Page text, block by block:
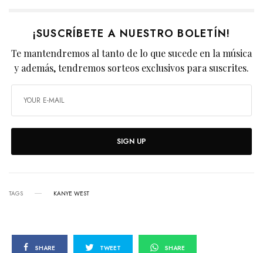
¡SUSCRÍBETE A NUESTRO BOLETÍN!
Te mantendremos al tanto de lo que sucede en la música
y además, tendremos sorteos exclusivos para suscrites.
SIGN UP
TAGS KANYE WEST
SHARE TWEET SHARE